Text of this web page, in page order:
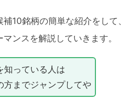
ータドッグ）
ガー候補のパフォーマン
10銘柄の簡単な紹介をして、
ンスを解説していきます。
知っている人は
方までジャンプしてや